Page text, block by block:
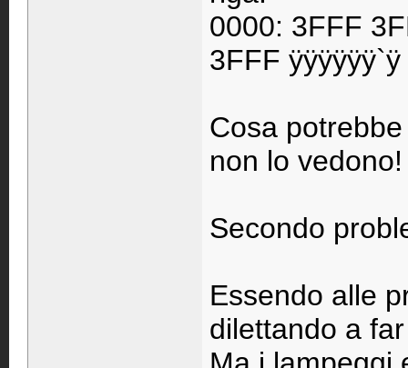
0000: 3FFF
3FFF ÿÿÿÿÿÿ`ÿ
Cosa
non lo
Secondo
Essendo alle
dilettando a